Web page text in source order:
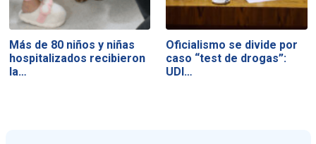
Más de 80 niños y niñas
hospitalizados recibieron
la…
Oficialismo se divide por
caso “test de drogas”:
UDI…